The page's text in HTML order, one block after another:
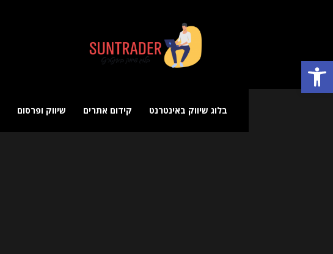
פתח סרגל נגישות
שיווק
באינטרנט
בלוג שיווק באינטרנט קידום אתרים שיווק ופרסום